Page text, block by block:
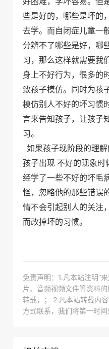
些是好的，哪些是坏的
去学。而自闭症儿童一
分辨不了哪些是好，哪
习，那么这样就需要我
身上不好行为，很多的
致孩子模仿。同时为孩
模仿别人不好的坏习惯
言来告知孩子，让孩子
习。
如果孩子现阶段的理
孩子出现 不好的现象时
经学了一些不好的坏毛
怪，忽略他的那些错误
情不会引起别人的关注
而改掉坏的习惯。
免责声明：1.凡本站注明“
片、音频视频文件等资料
转载，； 2.凡本站转载内
方式联系，我们将第一时间